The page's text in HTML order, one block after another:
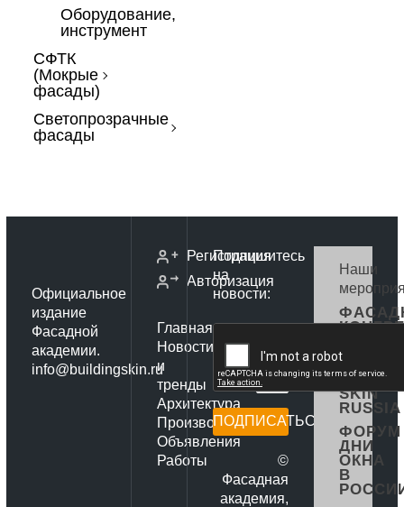
Оборудование,
инструмент
СФТК
(Мокрые
фасады)
Светопрозрачные
фасады
Официальное
издание
Фасадной
академии.
info@buildingskin.ru
Регистрация
Авторизация
Главная
Новости
и
тренды
Архитектура
Производители
Объявления
Работы
Подпишитесь
на
новости:
ПОДПИСАТЬСЯ
©
Фасадная
академия,
Наши
ФОРУМ
SKIN
RUSSIA
ФОРУМ
ДНИ
ОКНА
В